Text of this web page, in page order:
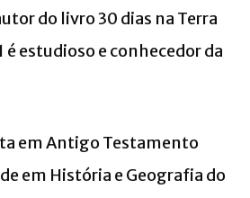
do livro 30 dias na Terra
é estudioso e conhecedor da
em Antigo Testamento
em História e Geografia do